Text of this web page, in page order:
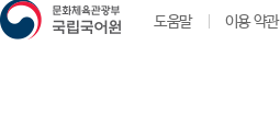
도움말 이용 약관